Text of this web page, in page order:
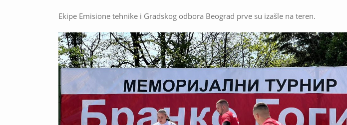
Ekipe Emisione tehnike i Gradskog odbora Beograd prve su izašle na teren.